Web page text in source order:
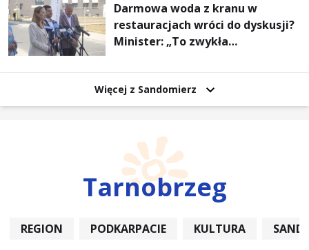
Darmowa woda z kranu w
restauracjach wróci do dyskusji?
Minister: „To zwykła
Więcej z Sandomierz
Tarnobrzeg
REGION PODKARPACIE KULTURA